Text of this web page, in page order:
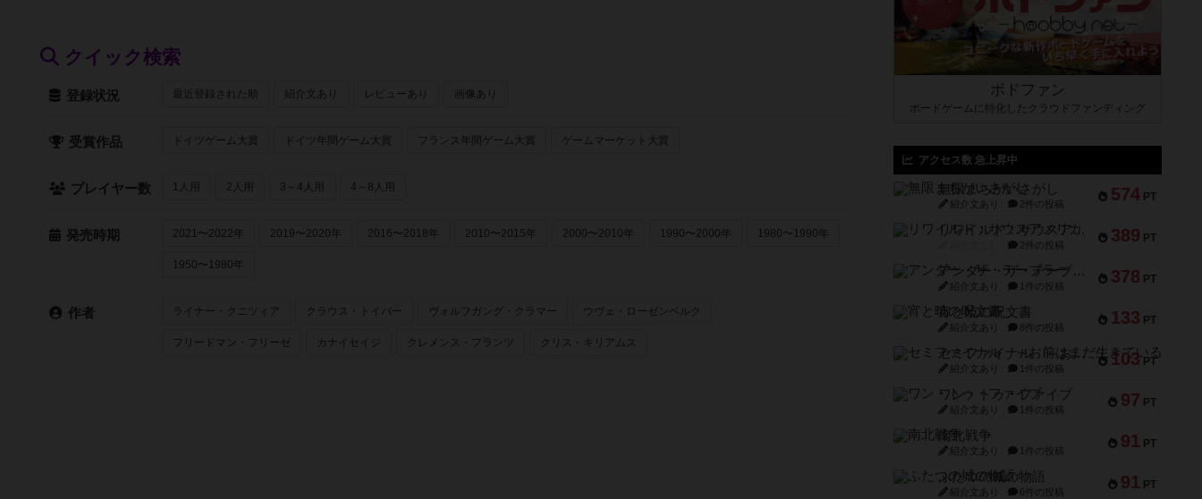
クイック検索
登録状況 最近登録された順 紹介文あり レビューあり 画像あり
受賞作品 ドイツゲーム大賞 ドイツ年間ゲーム大賞 フランス年間ゲーム大賞 ゲームマーケット大賞
プレイヤー数 1人用 2人用 3～4人用 4～8人用
発売時期 2021〜2022年 2019〜2020年 2016〜2018年 2010〜2015年 2000〜2010年 1990〜2000年 1980〜1990年
1950〜1980年
作者 ライナー・クニツィア クラウス・トイバー ヴォルフガング・クラマー ウヴェ・ローゼンベルク
フリードマン・フリーゼ カナイセイジ クレメンス・フランツ クリス・キリアムス
ボドファン
ボードゲームに特化したクラウドファンディング
アクセス数 急上昇中
574 PT
無限まちがいさがし
紹介文あり 2件の投稿
389 PT
リワイルド：サウスアメリカ
2件の投稿
378 PT
アンダー・ザ・テーブラー
紹介文あり 1件の投稿
133 PT
宵と暁の呪文書
紹介文あり 8件の投稿
103 PT
セミファイナル ～お前はまだ生きている～
紹介文あり 1件の投稿
97 PT
ワン・トゥ・ファイブ
紹介文あり 1件の投稿
91 PT
南北戦争
紹介文あり 1件の投稿
91 PT
ふたつの城の物語
紹介文あり 6件の投稿